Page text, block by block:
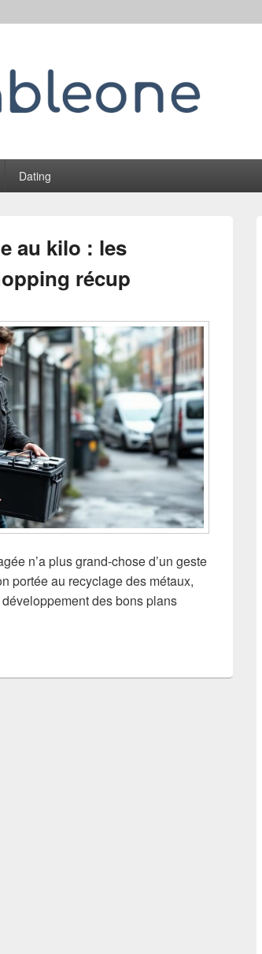
Dating
au kilo : les
récup
n’a plus grand-chose d’un geste
portée au recyclage des métaux,
des bons plans